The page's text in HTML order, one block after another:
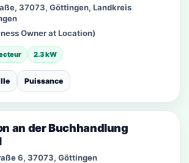
37073, Göttingen, Landkreis
Owner at Location)
2.3 kW
Puissance
an der Buchhandlung
6, 37073, Göttingen